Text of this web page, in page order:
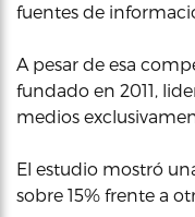
fuentes de
A pesar de esa
fundado en 2011,
medios
El estudio mostró
sobre 15% frente a